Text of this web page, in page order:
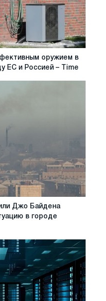
оружием в
ЕС и Россией – Time
Джо Байдена
в городе